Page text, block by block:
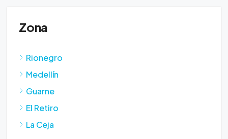
Zona
Rionegro
Medellín
Guarne
El Retiro
La Ceja